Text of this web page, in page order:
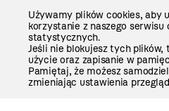
Używamy plików cookies, aby
korzystanie z naszego serwisu
statystycznych.
Jeśli nie blokujesz tych plików,
użycie oraz zapisanie w
Pamiętaj, że możesz
zmieniając ustawienia